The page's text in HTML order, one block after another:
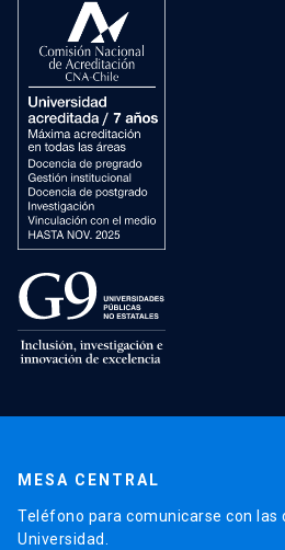
MESA CENTRAL
Teléfono para comunicarse con las
Universidad.